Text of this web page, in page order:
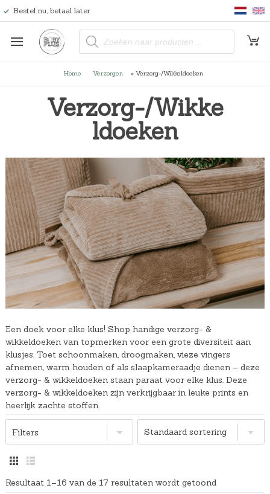
Bestel nu, betaal later
P
o
c
n
z
o
Home Verzorgen » Verzorg-/Wikkeldoeken
Verzorg-/Wikke
ldoeken
Een doek voor elke klus! Shop handige verzorg- &
wikkeldoeken van topmerken voor een grote diversiteit aan
klusjes. Toet schoonmaken, droogmaken, vieze vingers
afnemen, warm houden of als slaapkameraadje dienen – deze
verzorg- & wikkeldoeken staan paraat voor elke klus. Deze
verzorg- & wikkeldoeken zijn verkrijgbaar in leuke prints en
heerlijk zachte stoffen.
Filters
Resultaat 1–16 van de 17 resultaten wordt getoond